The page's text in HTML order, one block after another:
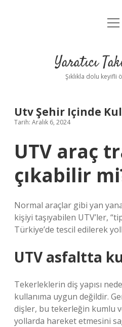
Yasal
Yaratıcı
Şıklıkla dolu keyifli
Utv Şehir Içinde
Tarih: Aralık 6, 2024
UTV araç
çıkabilir
Normal araçlar gibi yan
kişiyi taşıyabilen UTV’ler,
Türkiye’de tescil edilerek
UTV asfaltta
Tekerleklerin diş yapısı
kullanıma uygun değildir.
dişler, bu tekerleğin kumlu
yollarda hareket etmesini